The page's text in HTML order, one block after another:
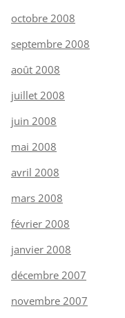
octobre 2008
septembre 2008
août 2008
juillet 2008
juin 2008
mai 2008
avril 2008
mars 2008
février 2008
janvier 2008
décembre 2007
novembre 2007